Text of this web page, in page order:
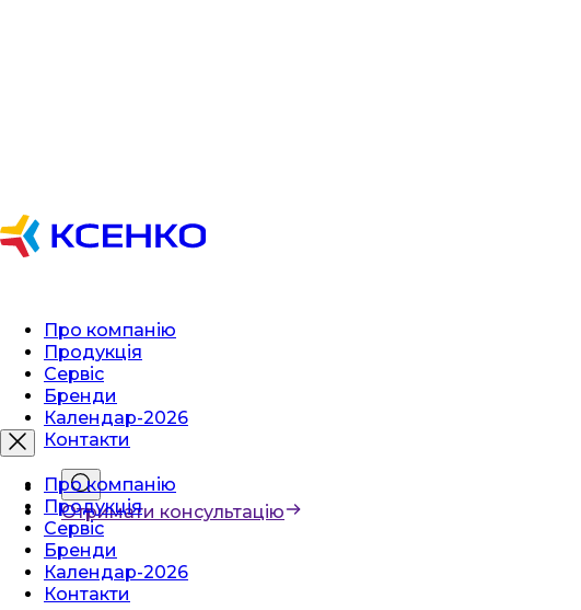
Про компанію
Продукція
Сервіс
Бренди
Календар-2026
Контакти
Отримати консультацію
Про компанію
Продукція
Сервіс
Бренди
Календар-2026
Контакти